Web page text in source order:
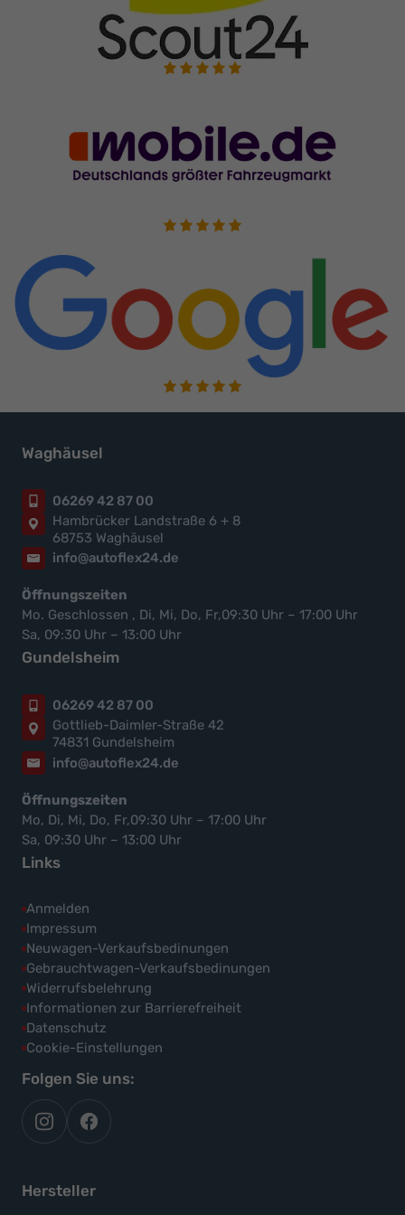
Waghäusel
06269 42 87 00
Hambrücker Landstraße 6 + 8
68753 Waghäusel
info@autoflex24.de
Öffnungszeiten
Mo. Geschlossen , Di, Mi, Do, Fr,09:30 Uhr – 17:00 Uhr
Sa, 09:30 Uhr – 13:00 Uhr
Gundelsheim
06269 42 87 00
Gottlieb-Daimler-Straße 42
74831 Gundelsheim
info@autoflex24.de
Öffnungszeiten
Mo, Di, Mi, Do, Fr,09:30 Uhr – 17:00 Uhr
Sa, 09:30 Uhr – 13:00 Uhr
Links
Anmelden
Impressum
Neuwagen-Verkaufsbedinungen
Gebrauchtwagen-Verkaufsbedinungen
Widerrufsbelehrung
Informationen zur Barrierefreiheit
Datenschutz
Cookie-Einstellungen
Folgen Sie uns:
autoflex
auf
autoflex24
auf
Hersteller